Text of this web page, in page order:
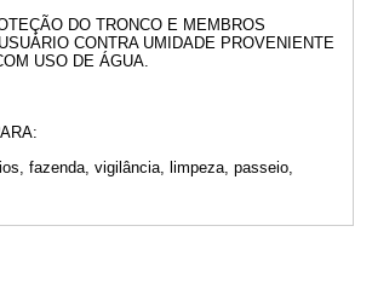
DO TRONCO E MEMBROS
CONTRA UMIDADE PROVENIENTE
USO DE ÁGUA.
fazenda, vigilância, limpeza, passeio,